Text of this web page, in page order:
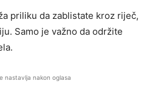
priliku da zablistate kroz riječ,
Samo je važno da održite
nastavlja nakon oglasa